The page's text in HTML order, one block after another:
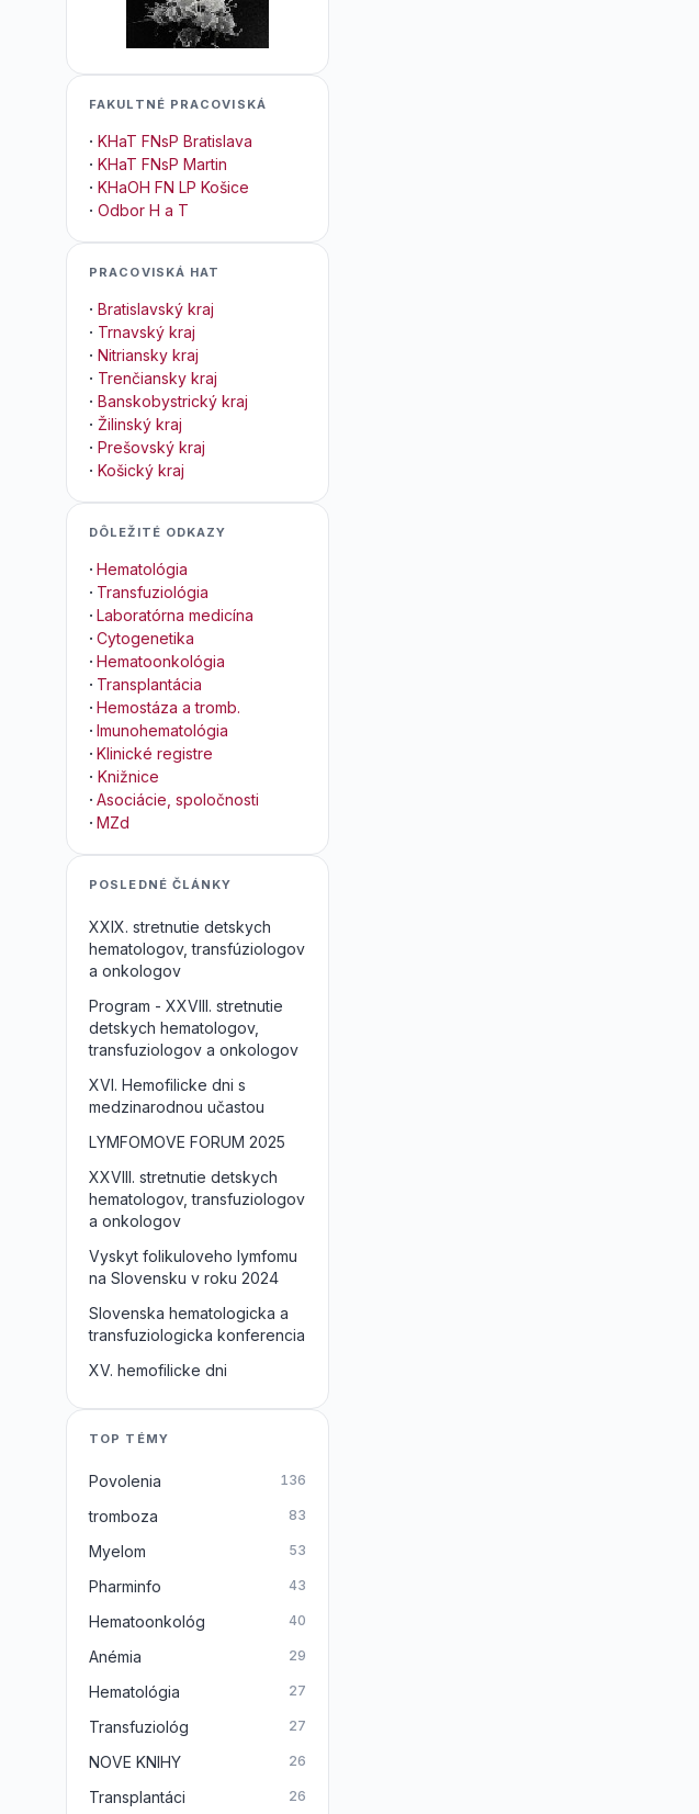
FAKULTNÉ PRACOVISKÁ
· KHaT FNsP Bratislava
· KHaT FNsP Martin
· KHaOH FN LP Košice
· Odbor H a T
PRACOVISKÁ HAT
· Bratislavský kraj
· Trnavský kraj
· Nitriansky kraj
· Trenčiansky kraj
· Banskobystrický kraj
· Žilinský kraj
· Prešovský kraj
· Košický kraj
DÔLEŽITÉ ODKAZY
· Hematológia
· Transfuziológia
· Laboratórna medicína
· Cytogenetika
· Hematoonkológia
· Transplantácia
· Hemostáza a tromb.
· Imunohematológia
· Klinické registre
· Knižnice
· Asociácie, spoločnosti
· MZd
POSLEDNÉ ČLÁNKY
XXIX. stretnutie detskych
hematologov, transfúziologov
a onkologov
Program - XXVIII. stretnutie
detskych hematologov,
transfuziologov a onkologov
XVI. Hemofilicke dni s
medzinarodnou učastou
LYMFOMOVE FORUM 2025
XXVIII. stretnutie detskych
hematologov, transfuziologov
a onkologov
Vyskyt folikuloveho lymfomu
na Slovensku v roku 2024
Slovenska hematologicka a
transfuziologicka konferencia
XV. hemofilicke dni
TOP TÉMY
Povolenia 136
tromboza 83
Myelom 53
Pharminfo 43
Hematoonkológ 40
Anémia 29
Hematológia 27
Transfuziológ 27
NOVE KNIHY 26
Transplantáci 26